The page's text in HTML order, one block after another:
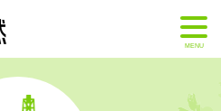
MENU